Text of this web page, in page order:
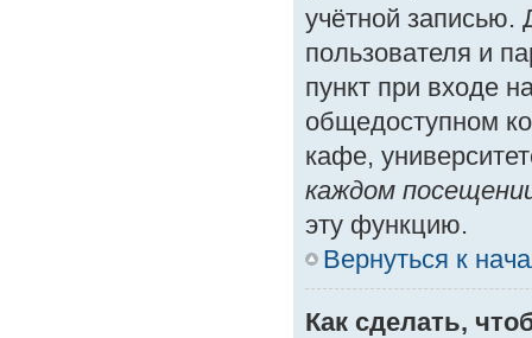
учётной записью.
пользователя и
пункт при входе
общедоступном
кафе,
каждом
эту функцию.
Вернуться к
Как сделать,